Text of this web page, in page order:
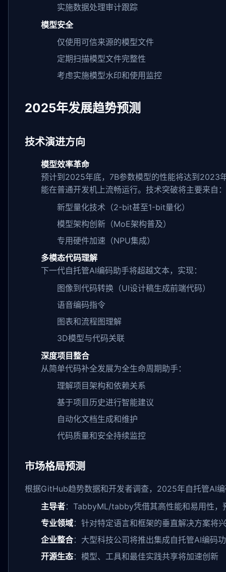
实施数据处理审计跟踪
模型安全
仅使用可信来源的模型文件
定期扫描模型文件完整性
考虑实施模型水印和使用监控
2025年发展趋势预测
技术演进方向
模型效率革命
预计到2025年底，7B参数模型的性能将达到2023
能在普通开发机上流畅运行。技术突破将主要来自：
新型量化技术（2-bit甚至1-bit量化）
模型架构创新（MoE架构普及）
专用硬件加速（NPU集成）
多模态代码理解
下一代自托管AI编码助手将超越文本，实现：
图像到代码转换（UI设计稿生成前端代码）
语音编码指令
图表和流程图理解
3D模型与代码关联
深度项目整合
从简单代码补全发展为全生命周期助手：
理解项目架构和依赖关系
基于项目历史进行智能建议
自动化文档生成和维护
代码质量和安全持续监控
市场格局预测
根据GitHub趋势数据和开发者调查，2025年自托管AI
主导者：TabbyML/tabby凭借其高性能和易用性
专业领域：针对特定语言和框架的垂直解决方案将
企业整合：大型科技公司将推出集成自托管AI编码
开源生态：模型、工具和最佳实践共享将加速创新